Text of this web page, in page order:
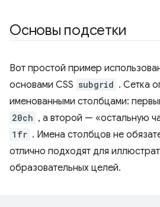
Основы подсетки
Вот простой пример
основами CSS subgrid . Сетка
именованными столбцами:
20ch , а второй — «остальную
1fr . Имена столбцов не
отлично подходят для
образовательных целей.